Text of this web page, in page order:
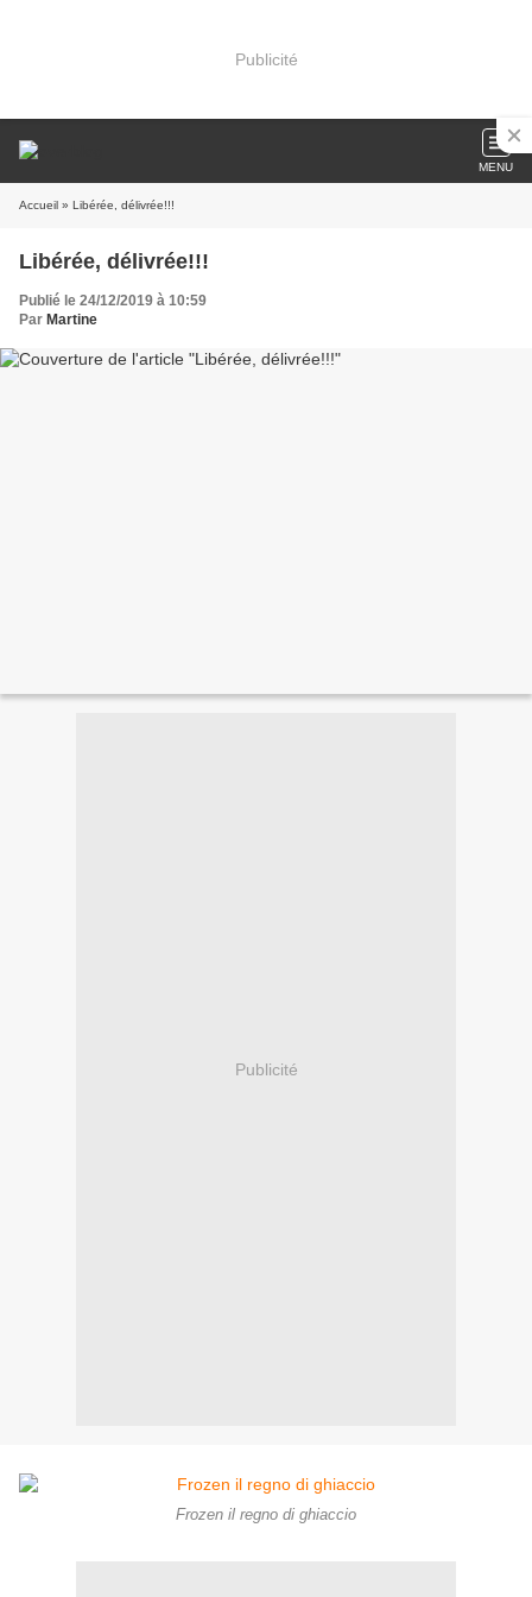
Publicité
MENU
Accueil » Libérée, délivrée!!!
Libérée, délivrée!!!
Publié le 24/12/2019 à 10:59
Par Martine
Publicité
Frozen il regno di ghiaccio